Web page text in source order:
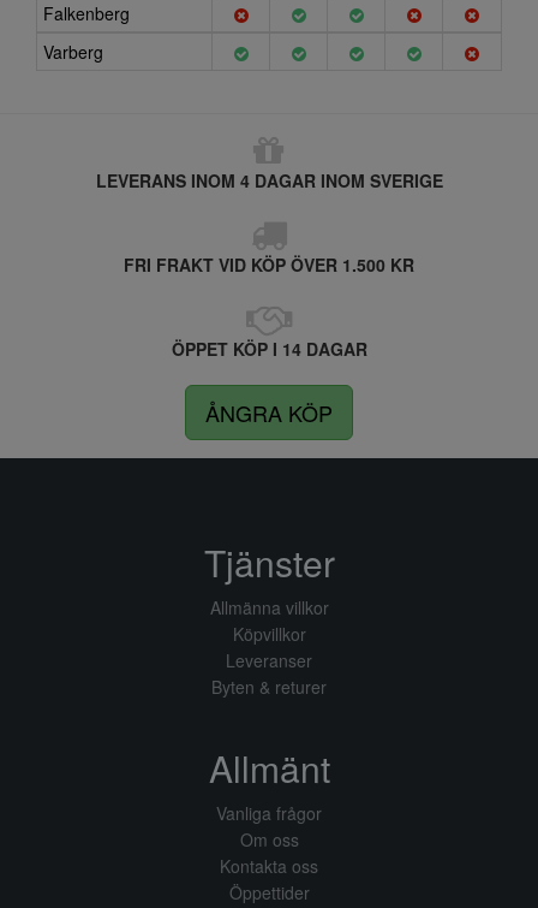
Falkenberg
Varberg
LEVERANS INOM 4 DAGAR INOM SVERIGE
FRI FRAKT VID KÖP ÖVER 1.500 KR
ÖPPET KÖP I 14 DAGAR
ÅNGRA KÖP
Tjänster
Allmänna villkor
Köpvillkor
Leveranser
Byten & returer
Allmänt
Vanliga frågor
Om oss
Kontakta oss
Öppettider